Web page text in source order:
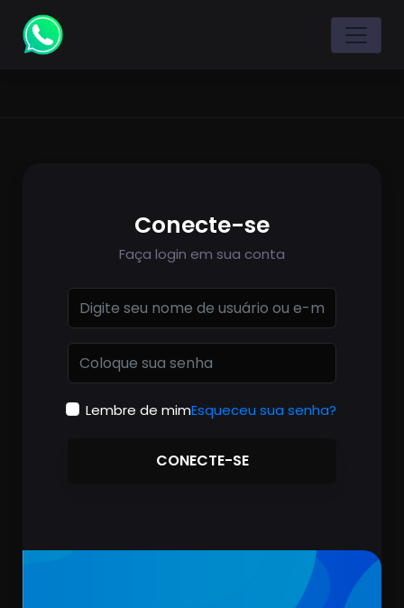
Conecte-se
Faça login em sua conta
Lembre de mimEsqueceu sua senha?
CONECTE-SE